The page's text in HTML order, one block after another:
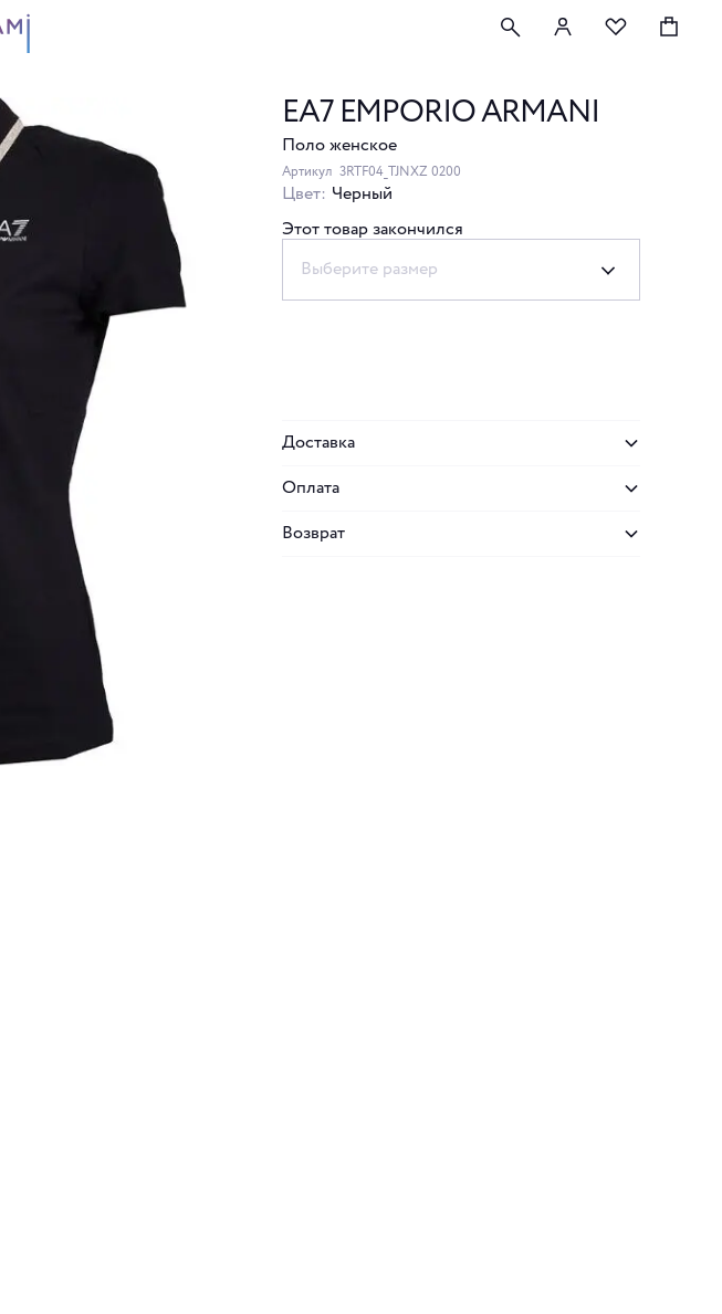
EA7 EMPORIO ARMANI
Поло женское
Артикул 3RTF04_TJNXZ 0200
Цвет: Черный
Этот товар закончился
Выберите размер
Доставка
Оплата
Возврат